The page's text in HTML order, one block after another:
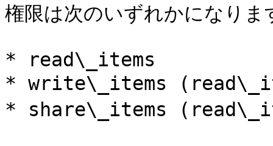
権限は次のいずれかになりま
* read\_items
* write\_items
* share\_items